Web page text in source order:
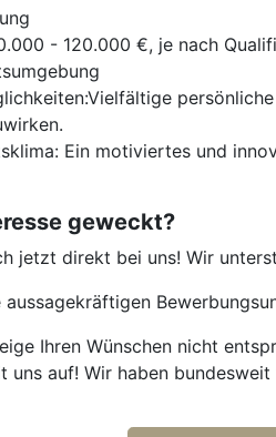
- 120.000 €, je nach
Ein motiviertes und
geweckt?
jetzt direkt bei uns! Wir
Ihren Wünschen nicht
uns auf! Wir haben